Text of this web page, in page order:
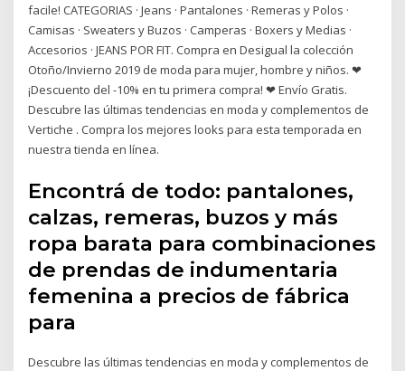
facile! CATEGORIAS · Jeans · Pantalones · Remeras y Polos ·
Camisas · Sweaters y Buzos · Camperas · Boxers y Medias ·
Accesorios · JEANS POR FIT. Compra en Desigual la colección
Otoño/Invierno 2019 de moda para mujer, hombre y niños. ❤
¡Descuento del -10% en tu primera compra! ❤ Envío Gratis.
Descubre las últimas tendencias en moda y complementos de
Vertiche . Compra los mejores looks para esta temporada en
nuestra tienda en línea.
Encontrá de todo: pantalones,
calzas, remeras, buzos y más
ropa barata para combinaciones
de prendas de indumentaria
femenina a precios de fábrica
para
Descubre las últimas tendencias en moda y complementos de